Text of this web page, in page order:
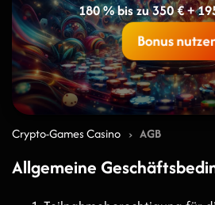
180 % bis zu 350 € +
Bonus
Crypto-Games Casino › AGB
Allgemeine